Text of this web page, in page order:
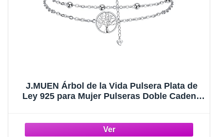
J.MUEN Árbol de la Vida Pulsera Plata de
Ley 925 para Mujer Pulseras Doble Cadena